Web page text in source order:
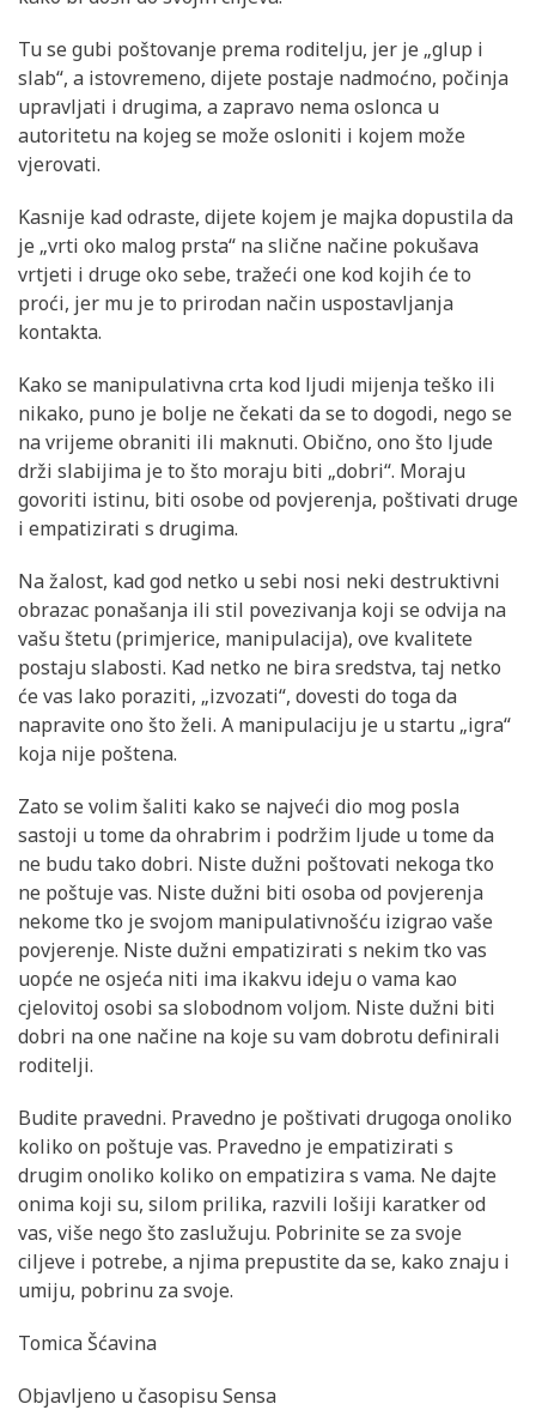
Tu se gubi poštovanje prema roditelju, jer je „glup i
slab“, a istovremeno, dijete postaje nadmoćno, počinja
upravljati i drugima, a zapravo nema oslonca u
autoritetu na kojeg se može osloniti i kojem može
vjerovati.
Kasnije kad odraste, dijete kojem je majka dopustila da
je „vrti oko malog prsta“ na slične načine pokušava
vrtjeti i druge oko sebe, tražeći one kod kojih će to
proći, jer mu je to prirodan način uspostavljanja
kontakta.
Kako se manipulativna crta kod ljudi mijenja teško ili
nikako, puno je bolje ne čekati da se to dogodi, nego se
na vrijeme obraniti ili maknuti. Obično, ono što ljude
drži slabijima je to što moraju biti „dobri“. Moraju
govoriti istinu, biti osobe od povjerenja, poštivati druge
i empatizirati s drugima.
Na žalost, kad god netko u sebi nosi neki destruktivni
obrazac ponašanja ili stil povezivanja koji se odvija na
vašu štetu (primjerice, manipulacija), ove kvalitete
postaju slabosti. Kad netko ne bira sredstva, taj netko
će vas lako poraziti, „izvozati“, dovesti do toga da
napravite ono što želi. A manipulaciju je u startu „igra“
koja nije poštena.
Zato se volim šaliti kako se najveći dio mog posla
sastoji u tome da ohrabrim i podržim ljude u tome da
ne budu tako dobri. Niste dužni poštovati nekoga tko
ne poštuje vas. Niste dužni biti osoba od povjerenja
nekome tko je svojom manipulativnošću izigrao vaše
povjerenje. Niste dužni empatizirati s nekim tko vas
uopće ne osjeća niti ima ikakvu ideju o vama kao
cjelovitoj osobi sa slobodnom voljom. Niste dužni biti
dobri na one načine na koje su vam dobrotu definirali
roditelji.
Budite pravedni. Pravedno je poštivati drugoga onoliko
koliko on poštuje vas. Pravedno je empatizirati s
drugim onoliko koliko on empatizira s vama. Ne dajte
onima koji su, silom prilika, razvili lošiji karatker od
vas, više nego što zaslužuju. Pobrinite se za svoje
ciljeve i potrebe, a njima prepustite da se, kako znaju i
umiju, pobrinu za svoje.
Tomica Šćavina
Objavljeno u časopisu Sensa